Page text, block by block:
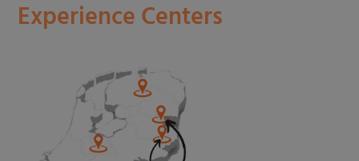
Experience Centers